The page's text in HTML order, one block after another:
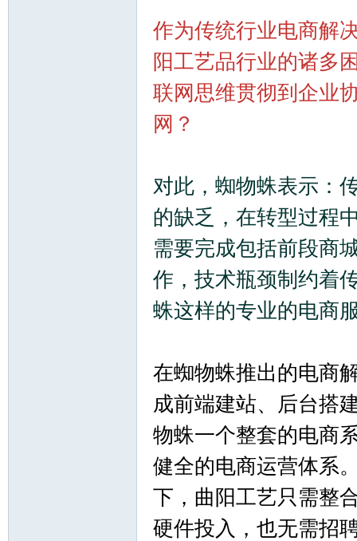
作为传统行业电商解
阳工艺品行业的诸多
联网思维贯彻到企业
网？
对此，蜘物蛛表示：
的缺乏，在转型过程
需要完成包括前段商
作，技术瓶颈制约着
蛛这样的专业的电商
在蜘物蛛推出的电商
成前端建站、后台搭
物蛛一个整套的电商
健全的电商运营体系
下，曲阳工艺只需整
硬件投入，也无需招